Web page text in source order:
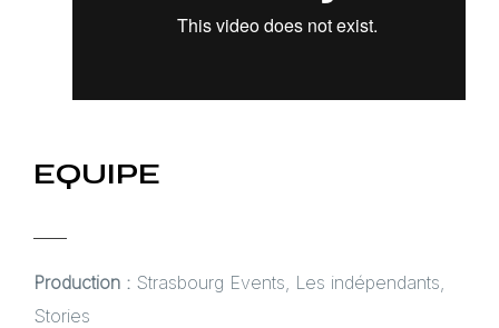
EQUIPE
Production : Strasbourg Events, Les indépendants,
Stories